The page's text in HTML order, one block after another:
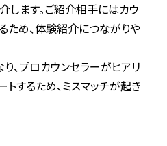
します。ご紹介相手にはカウ
ため、体験紹介につながりや
、プロカウンセラーがヒアリ
するため、ミスマッチが起き